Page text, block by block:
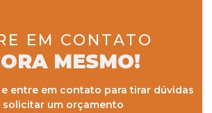
EM CONTATO
MESMO!
entre em contato para tirar dúvidas
solicitar um orçamento